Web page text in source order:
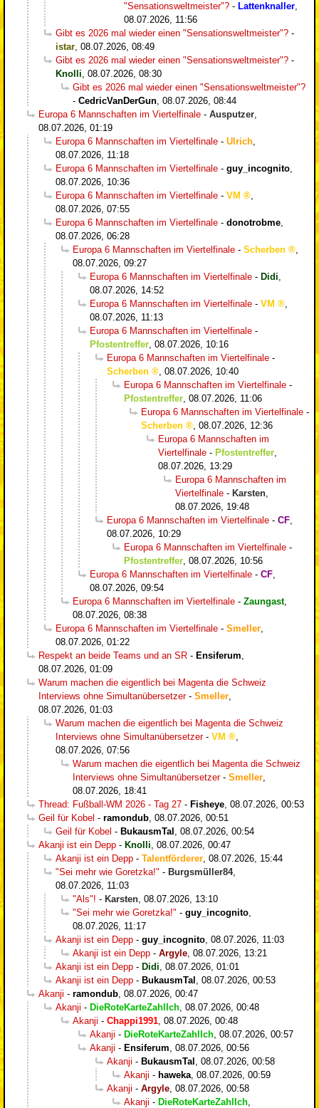
"Sensationsweltmeister"? - Lattenknaller
08.07.2026, 11:56
Gibt es 2026 mal wieder einen "Sensationsweltmeister"? -
istar 08.07.2026, 08:49
Gibt es 2026 mal wieder einen "Sensationsweltmeister"? -
Knolli 08.07.2026, 08:30
Gibt es 2026 mal wieder einen "Sensationsweltmeister"?
- CedricVanDerGun 08.07.2026, 08:44
Europa 6 Mannschaften im Viertelfinale - Ausputzer
08.07.2026, 01:19
Europa 6 Mannschaften im Viertelfinale - Ulrich
08.07.2026, 11:18
Europa 6 Mannschaften im Viertelfinale - guy_incognito
08.07.2026, 10:36
Europa 6 Mannschaften im Viertelfinale - VM
08.07.2026, 07:55
Europa 6 Mannschaften im Viertelfinale - donotrobme
08.07.2026, 06:28
Europa 6 Mannschaften im Viertelfinale - Scherben
08.07.2026, 09:27
Europa 6 Mannschaften im Viertelfinale - Didi
08.07.2026, 14:52
Europa 6 Mannschaften im Viertelfinale - VM
08.07.2026, 11:13
Europa 6 Mannschaften im Viertelfinale -
Pfostentreffer 08.07.2026, 10:16
Europa 6 Mannschaften im Viertelfinale -
Scherben
08.07.2026, 10:40
Europa 6 Mannschaften im Viertelfinale -
Pfostentreffer 08.07.2026, 11:06
Europa 6 Mannschaften im Viertelfinale -
Scherben
08.07.2026, 12:36
Europa 6 Mannschaften im
Viertelfinale - Pfostentreffer
08.07.2026, 13:29
Europa 6 Mannschaften im
Viertelfinale - Karsten
08.07.2026, 19:48
Europa 6 Mannschaften im Viertelfinale - CF
08.07.2026, 10:29
Europa 6 Mannschaften im Viertelfinale -
Pfostentreffer 08.07.2026, 10:56
Europa 6 Mannschaften im Viertelfinale - CF
08.07.2026, 09:54
Europa 6 Mannschaften im Viertelfinale - Zaungast,
08.07.2026, 08:38
Europa 6 Mannschaften im Viertelfinale - Smeller
08.07.2026, 01:22
Respekt an beide Teams und an SR - Ensiferum
08.07.2026, 01:09
Warum machen die eigentlich bei Magenta die Schweiz
Interviews ohne Simultanübersetzer- Smeller
08.07.2026, 01:03
Warum machen die eigentlich bei Magenta die Schweiz
Interviews ohne Simultanübersetzer- VM
08.07.2026, 07:56
Warum machen die eigentlich bei Magenta die Schweiz
Interviews ohne Simultanübersetzer- Smeller
08.07.2026, 18:41
Thread: Fußball-WM 2026 - Tag 27 - Fisheye 08.07.2026, 00:53
Geil für Kobel - ramondub 08.07.2026, 00:51
Geil für Kobel - BukausmTal
08.07.2026, 00:54
Akanji ist ein Depp - Knolli 08.07.2026, 00:47
Akanji ist ein Depp - Talentförderer 08.07.2026, 15:44
"Sei mehr wie Goretzka!" - Burgsmüller84,
08.07.2026, 11:03
"Als"! - Karsten 08.07.2026, 13:10
"Sei mehr wie Goretzka!" - guy_incognito
08.07.2026, 11:17
Akanji ist ein Depp - guy_incognito 08.07.2026, 11:03
Akanji ist ein Depp - Argyle 08.07.2026, 13:21
Akanji ist ein Depp - Didi 08.07.2026, 01:01
Akanji ist ein Depp - BukausmTal
08.07.2026, 00:53
Akanji - ramondub 08.07.2026, 00:47
Akanji - DieRoteKarteZahlIch 08.07.2026, 00:48
Akanji - Chappi1991 08.07.2026, 00:48
Akanji - DieRoteKarteZahlIch 08.07.2026, 00:57
Akanji - Ensiferum 08.07.2026, 00:56
Akanji - BukausmTal
08.07.2026, 00:58
Akanji - haweka 08.07.2026, 00:59
Akanji - Argyle 08.07.2026, 00:58
Akanji - DieRoteKarteZahlIch